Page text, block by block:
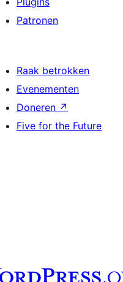
Patronen
Raak betrokken
Evenementen
Doneren ↗
Five for the Future